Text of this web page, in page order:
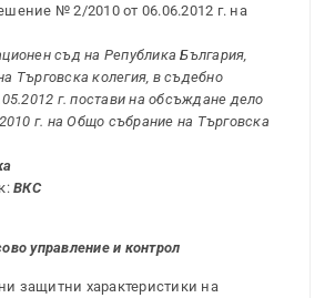
№ 2/2010 от 06.06.2012 г. на
съд на Република България,
Търговска колегия, в съдебно
г. постави на обсъждане дело
г. на Общо събрание на Търговска
ВКС
управление и контрол
защитни характеристики на